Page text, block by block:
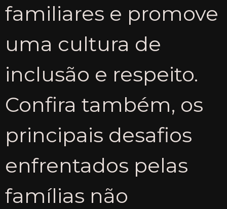
familiares e promove
uma cultura de
inclusão e respeito.
Confira também, os
principais desafios
enfrentados pelas
famílias não